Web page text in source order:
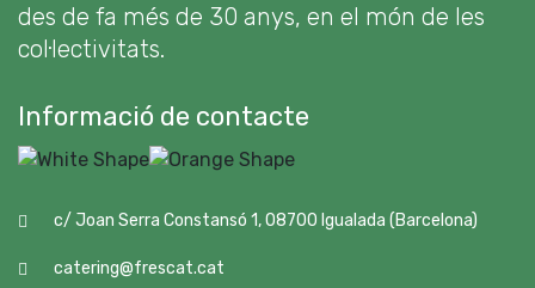
des de fa més de 30 anys, en el món de les
col·lectivitats.
Informació de contacte
c/ Joan Serra Constansó 1, 08700 Igualada (Barcelona)
catering@frescat.cat